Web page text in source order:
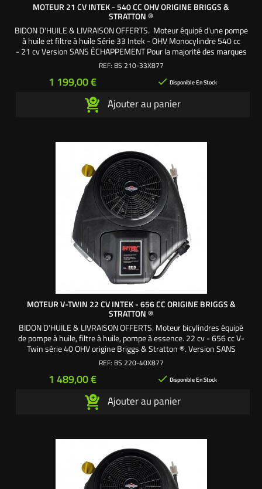
MOTEUR 21 CV INTEK - 540 CC OHV ORIGINE BRIGGS &
STRATTON ®
BIDON D'HUILE & LIVRAISON OFFERTS. Moteur équipé d'une pompe
à huile et filtre à huile Série 33 Intek - OHV Monocylindre 540 cc
- 21 cv Version SANS ÉCHAPPEMENT Pour la majorité des marques
de tracteurs tondeuses autoportées Motorisation OHV (OverHead
Vibration System) Livré complet avec...
REF: BS 210-33X877
Prix
1 199,00 €  Disponible En Stock
Ajouter au panier
MOTEUR V-TWIN 22 CV INTEK - 656 CC ORIGINE BRIGGS &
STRATTON ®
BIDON D'HUILE & LIVRAISON OFFERTS. Moteur bicylindres équipé
de pompe à huile, filtre à huile, pompe à essence. 22 cv - 656 cc V-
Twin série 40 OHV origine Briggs & Stratton ®. Version SANS
ÉCHAPPEMENT. Motorisation OHV (OverHead Valves) soupapes en
complet avec démarreur, carburateur, volute...
REF: BS 220-40X877
Prix
1 489,00 €  Disponible En Stock
Ajouter au panier